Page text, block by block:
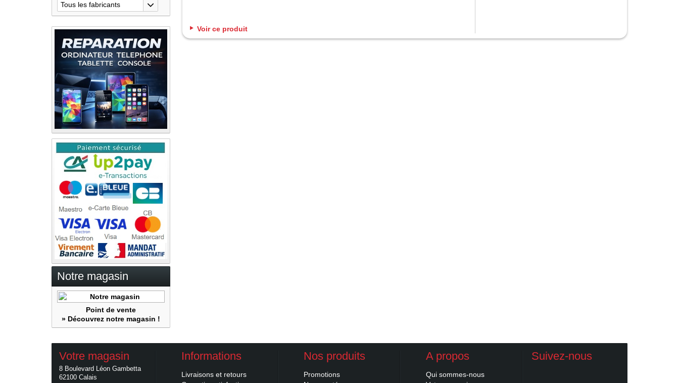
Tous les fabricants
Notre magasin
Point de vente
» Découvrez notre magasin !
Voir ce produit
Votre magasin
8 Boulevard Léon Gambetta
62100 Calais
Informations
Livraisons et retours
Nos produits
Promotions
A propos
Qui sommes-nous
Suivez-nous